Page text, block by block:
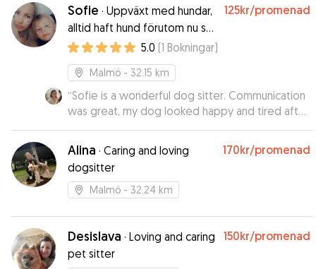
Sofie · Uppväxt med hundar,
alltid haft hund förutom nu så
det är en bit som saknas
125kr/promenad
5.0 (1 Bokningar)
Malmö - 32.15 km
“Sofie is a wonderful dog sitter. Communication
was great, my dog looked happy and tired after
got home and he loved Sofie. Highly
recommend Sofie to other dog parents.
Alina · Caring and loving
dogsitter
170kr/promenad
Malmö - 32.24 km
Desislava · Loving and caring
pet sitter
150kr/promenad